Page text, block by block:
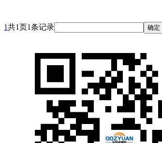
1共1页1条记录 确定